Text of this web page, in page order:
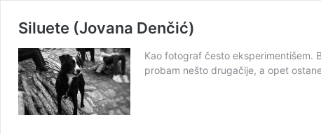
Siluete (Jovana Denčić)
Kao fotograf često eksperimentišem.
probam nešto drugačije, a opet